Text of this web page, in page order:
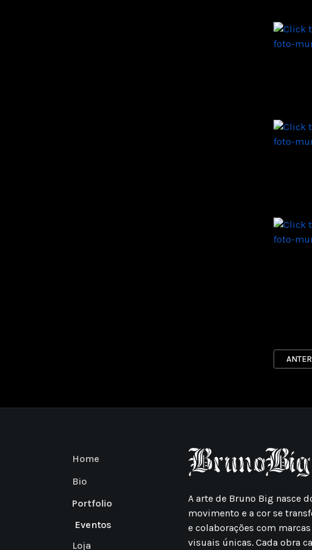
Home
Bio
Portfolio
Eventos
Loja
A arte de Bruno Big nasce
movimento e a cor se
e colaborações com
visuais únicas. Cada obra